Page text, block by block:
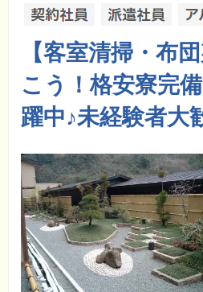
【客室清掃・布
こう！格安寮完
躍中♪未経験者大